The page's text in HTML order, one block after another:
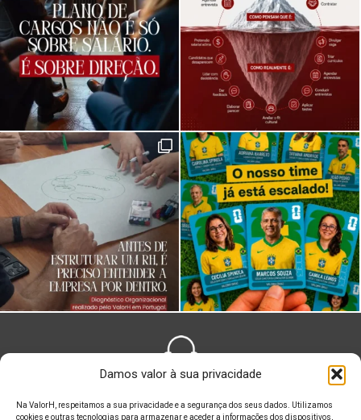
Damos valor à sua privacidade
Na ValorH, respeitamos a sua privacidade e a segurança dos seus dados. Utilizamos
cookies e outras tecnologias para armazenar e aceder a informações dos dispositivos,